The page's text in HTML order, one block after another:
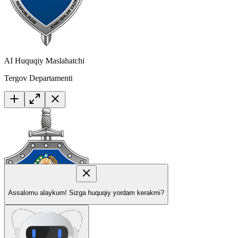
AI Huquqiy Maslahatchi
Tergov Departamenti
Assalomu alaykum! Sizga huquqiy yordam kerakmi?